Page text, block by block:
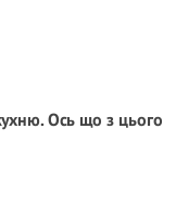
Ось що з цього